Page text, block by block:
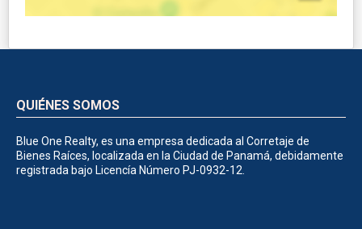
QUIÉNES SOMOS
Blue One Realty, es una empresa dedicada al Corretaje de
Bienes Raíces, localizada en la Ciudad de Panamá, debidamente
registrada bajo Licencía Número PJ-0932-12.